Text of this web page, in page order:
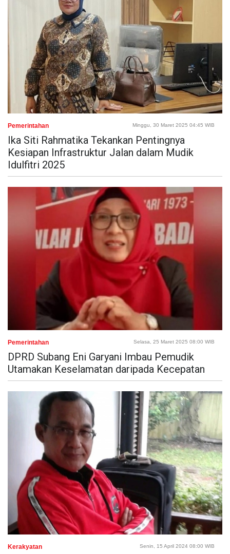
Pemerintahan Minggu, 30 Maret 2025 04:45 WIB
Ika Siti Rahmatika Tekankan Pentingnya
Kesiapan Infrastruktur Jalan dalam Mudik
Idulfitri 2025
Pemerintahan Selasa, 25 Maret 2025 08:00 WIB
DPRD Subang Eni Garyani Imbau Pemudik
Utamakan Keselamatan daripada Kecepatan
Kerakyatan Senin, 15 April 2024 08:00 WIB